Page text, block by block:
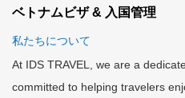
ベトナムビザ & 入国管理
私たちについて
At IDS TRAVEL, we are a
committed to helping travelers